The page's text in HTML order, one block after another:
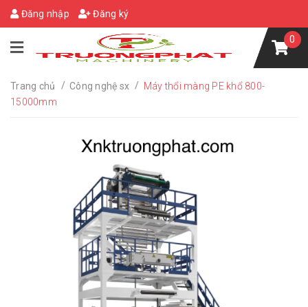
Đăng nhập Đăng ký
0
Trang chủ / Công nghệ sx / Máy thổi màng PE khổ 800-
15000mm